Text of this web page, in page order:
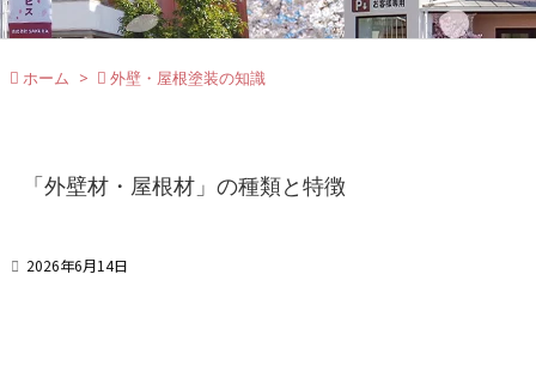
 ホーム >  外壁・屋根塗装の知識
「外壁材・屋根材」の種類と特徴
 2026年6月14日